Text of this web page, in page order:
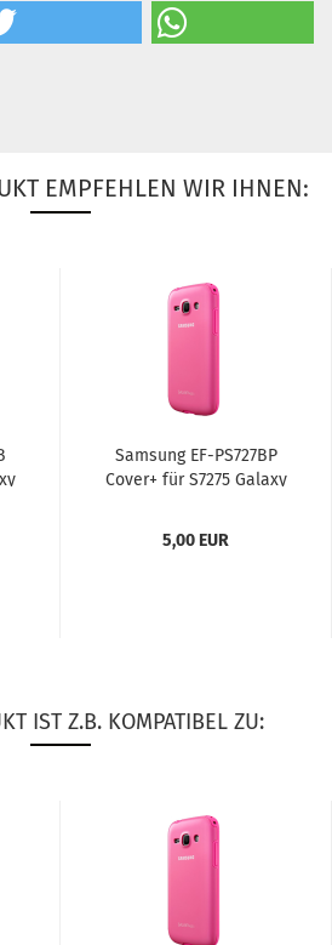
EMPFEHLEN WIR IHNEN:
Sam­sung EF-​PS727BP
Cover+ für S7275 Ga­la­xy
5,00 EUR
IST Z.B. KOMPATIBEL ZU: